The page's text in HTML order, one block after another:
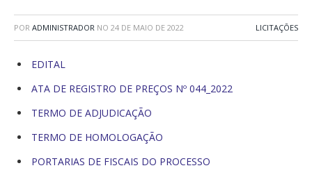
POR ADMINISTRADOR NO 24 DE MAIO DE 2022 LICITAÇÕES
EDITAL
ATA DE REGISTRO DE PREÇOS Nº 044_2022
TERMO DE ADJUDICAÇÃO
TERMO DE HOMOLOGAÇÃO
PORTARIAS DE FISCAIS DO PROCESSO